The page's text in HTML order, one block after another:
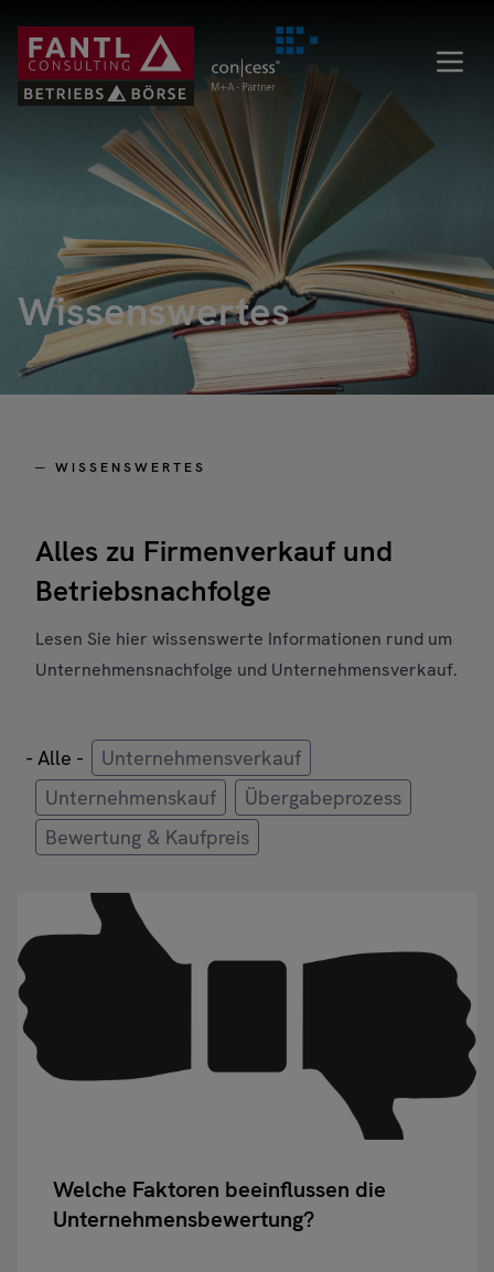
zum
Inhalt
Wissenswertes
─ WISSENSWERTES
Alles zu Firmenverkauf und
Betriebsnachfolge
Lesen Sie hier wissenswerte Informationen rund um
Unternehmensnachfolge und Unternehmensverkauf.
- Alle -
Unternehmensverkauf
Unternehmenskauf
Übergabeprozess
Bewertung & Kaufpreis
Welche Faktoren beeinflussen die
Unternehmensbewertung?